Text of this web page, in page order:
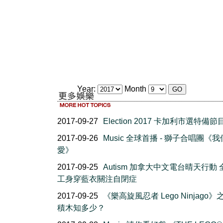
Year: Month
2017-09-27
Election 2017 卡加利市選特備節
2017-09-26
Music 全球首播 - 獅子合唱團《我
愛》
2017-09-25 Autism 加拿大中文電台晴天行動
工身穿藍衣關注自閉症
2017-09-25
《樂高旋風忍者 Lego Ninjago》
積木知多少？